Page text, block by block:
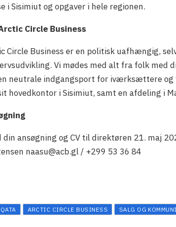
i Sisimiut og opgaver i hele regionen.
Circle Business
Circle Business er en politisk uafhængig,
Vi mødes med alt fra folk
neutrale indgangsport for iværksættere og
hovedkontor i Sisimiut, samt en afdeling i
din ansøgning og CV til direktøren 21. maj
naasu@acb.gl / +299 53 36 84
ARCTIC CIRCLE BUSINESS SALG OG